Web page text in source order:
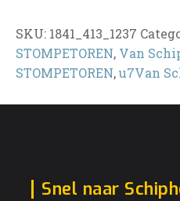
SKU: 1841_413_1237
STOMPETOREN, Van
STOMPETOREN,u7Van
Snel naar